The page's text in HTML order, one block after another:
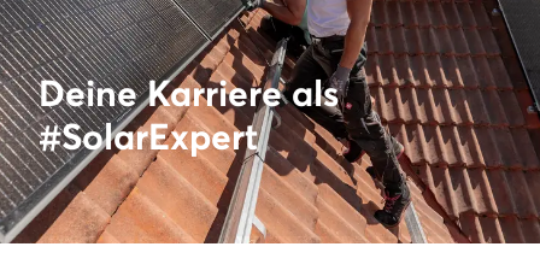
Deine Karriere als
#SolarExpert